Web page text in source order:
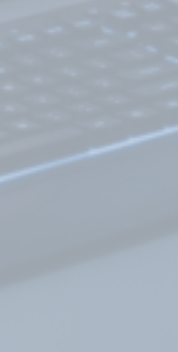
unicamente conservarémolos
Dereito de retirar o
retirar o consentimento en
iso afecte á licitud do tratamento
Dereito de oposición: Vostede
tratamento dos seus datos. O
TRATAMENTO deixará de tratar
motivos lexítimos #imperioso,
de posibles reclamacións
Dereito á portabilidad dos seus
solicitarnos que os seus datos
sexan cedidos ou transferidos a